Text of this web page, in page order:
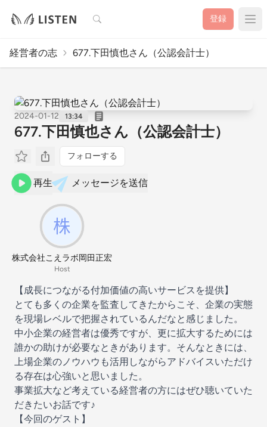
検索 登録
経営者の志 677.下田慎也さん（公認会計士）
2024-01-12 13:34
677.下田慎也さん（公認会計士）
フォローする
再生 メッセージを送信
株式会社こえラボ岡田正宏
Host
【成長につながる付加価値の高いサービスを提供】
とても多くの企業を監査してきたからこそ、企業の実態
を現場レベルで把握されているんだなと感じました。
中小企業の経営者は優秀ですが、更に拡大するためには
誰かの助けが必要なときがあります。そんなときには、
上場企業のノウハウも活用しながらアドバイスいただけ
る存在は心強いと思いました。
事業拡大など考えている経営者の方にはぜひ聴いていた
だきたいお話です♪
【今回のゲスト】